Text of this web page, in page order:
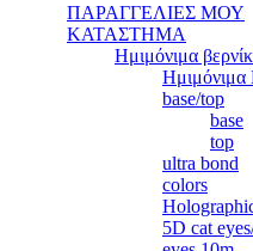
ΠΑΡΑΓΓΕΛΙΕΣ ΜΟΥ
ΚΑΤΑΣΤΗΜΑ
Ημιμόνιμα
base/top
base
top
ultra bond
colors
5D cat